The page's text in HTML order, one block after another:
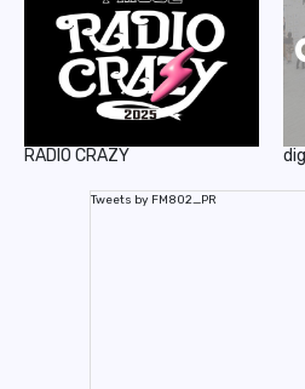
RADIO CRAZY
Tweets by FM802_PR